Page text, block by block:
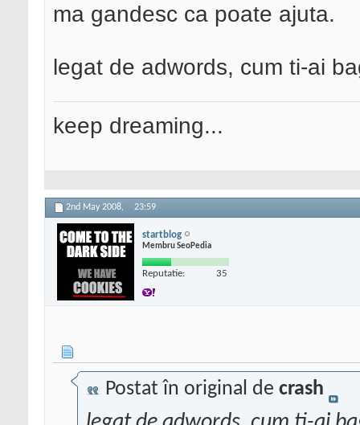
ma gandesc ca poate ajuta.
legat de adwords, cum ti-ai
keep dreaming...
2nd May 2008, 23:59
startblog
Membru SeoPedia
Reputatie: 35
Postat în original de crash